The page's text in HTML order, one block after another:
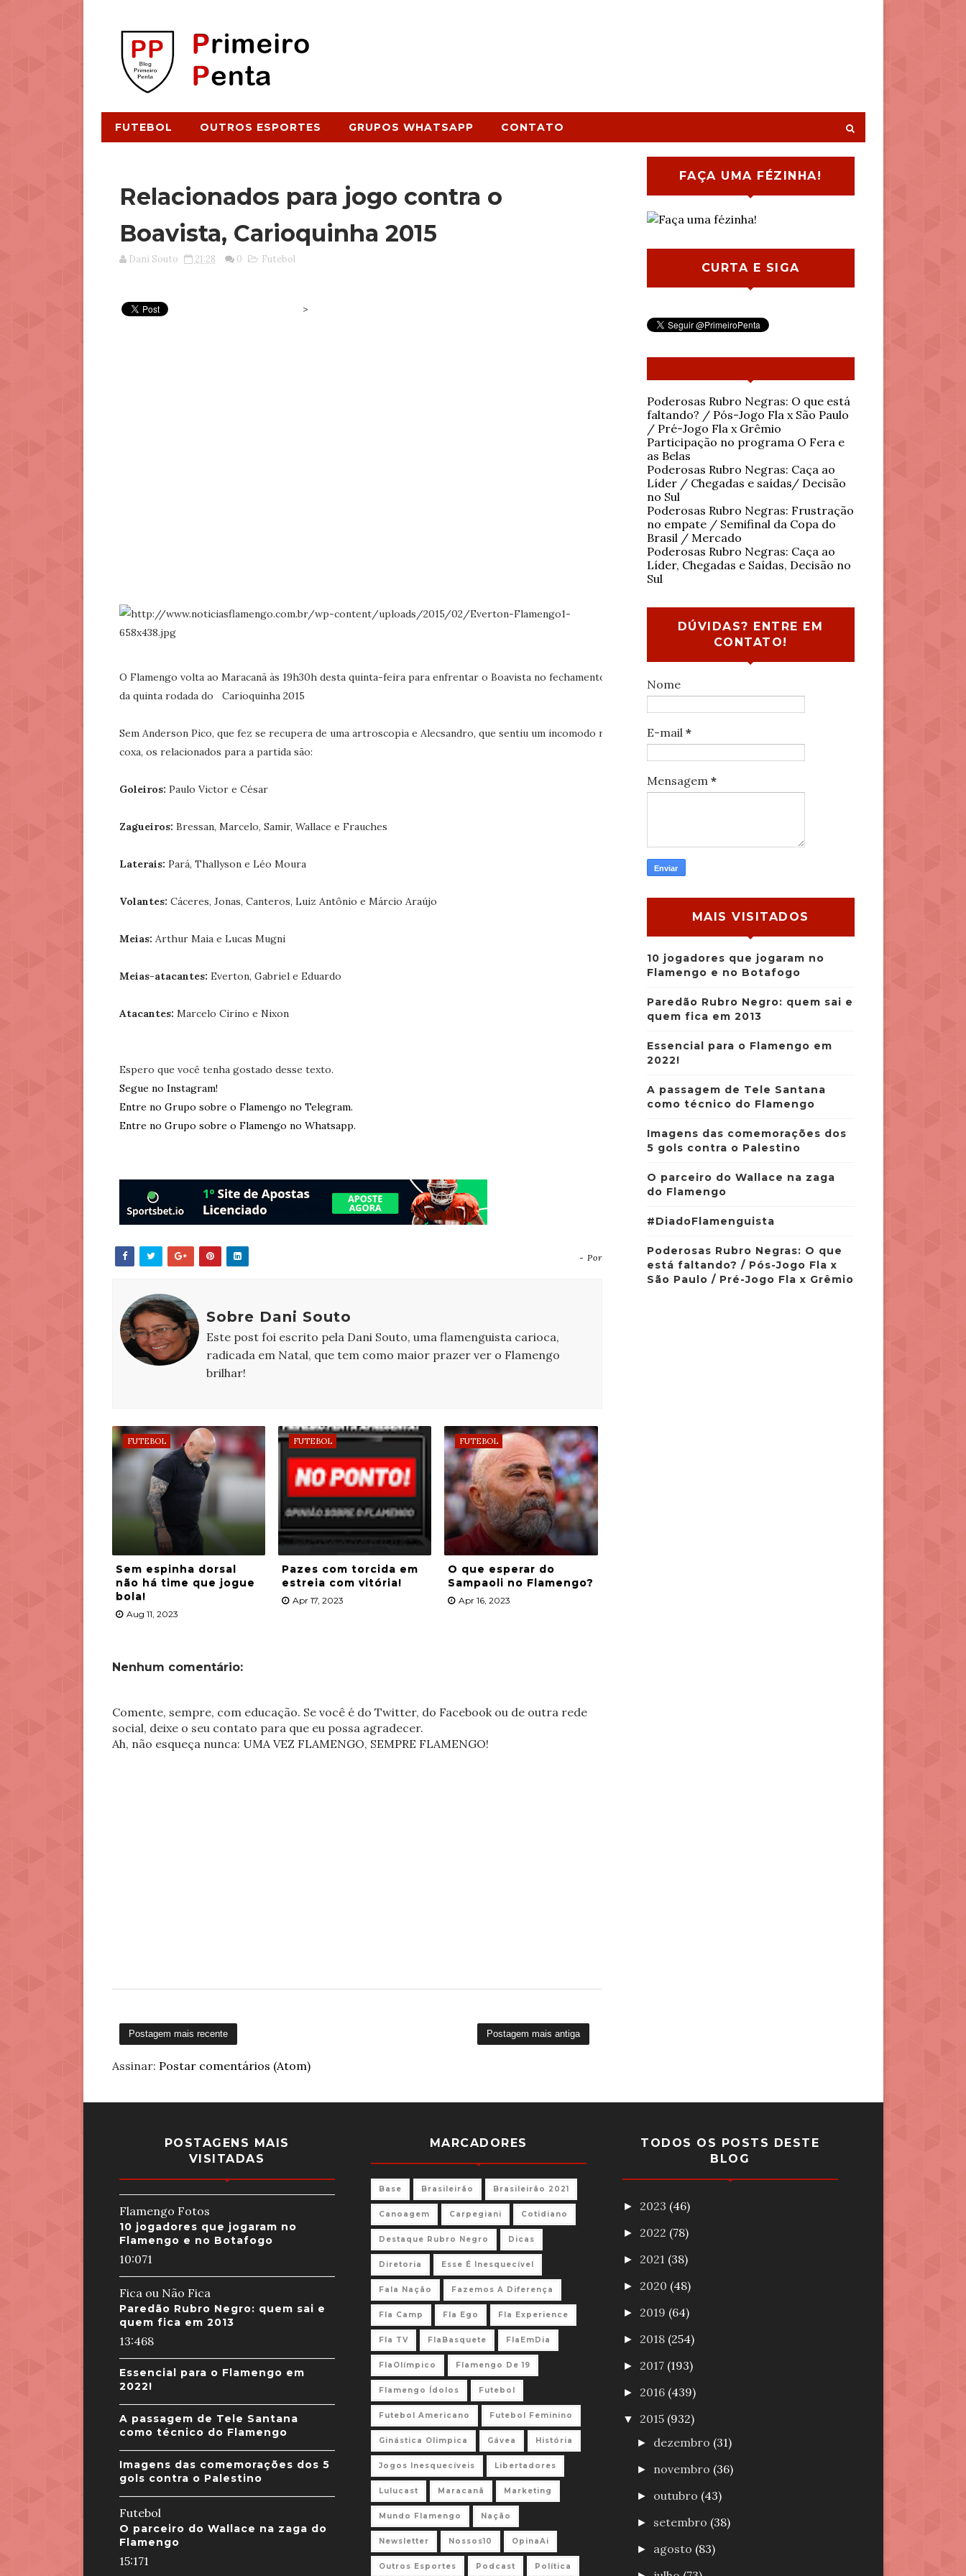
FUTEBOL OUTROS ESPORTES GRUPOS WHATSAPP CONTATO
Relacionados para jogo contra o
Boavista, Carioquinha 2015
Dani Souto 21:28 0 Futebol
>
O Flamengo volta ao Maracanã às 19h30h desta quinta-feira para enfrentar o Boavista no fechamento
da quinta rodada do Carioquinha 2015
Sem Anderson Pico, que fez se recupera de uma artroscopia e Alecsandro, que sentiu um incomodo na
coxa, os relacionados para a partida são:
Goleiros: Paulo Victor e César
Zagueiros: Bressan, Marcelo, Samir, Wallace e Frauches
Laterais: Pará, Thallyson e Léo Moura
Volantes: Cáceres, Jonas, Canteros, Luiz Antônio e Márcio Araújo
Meias: Arthur Maia e Lucas Mugni
Meias-atacantes: Everton, Gabriel e Eduardo
Atacantes: Marcelo Cirino e Nixon
Espero que você tenha gostado desse texto.
Segue no Instagram!
Entre no Grupo sobre o Flamengo no Telegram.
Entre no Grupo sobre o Flamengo no Whatsapp.
- Por
Sobre Dani Souto
Este post foi escrito pela Dani Souto, uma flamenguista carioca,
radicada em Natal, que tem como maior prazer ver o Flamengo
brilhar!
FUTEBOL
Sem espinha dorsal
não há time que jogue
bola!
Aug 11, 2023
FUTEBOL
Pazes com torcida em
estreia com vitória!
Apr 17, 2023
FUTEBOL
O que esperar do
Sampaoli no Flamengo?
Apr 16, 2023
Nenhum comentário:
Comente, sempre, com educação. Se você é do Twitter, do Facebook ou de outra rede
social, deixe o seu contato para que eu possa agradecer.
Ah, não esqueça nunca: UMA VEZ FLAMENGO, SEMPRE FLAMENGO!
Postagem mais recente Postagem mais antiga
Assinar: Postar comentários (Atom)
FAÇA UMA FÉZINHA!
CURTA E SIGA
Poderosas Rubro Negras: O que está
faltando? / Pós-Jogo Fla x São Paulo
/ Pré-Jogo Fla x Grêmio
Participação no programa O Fera e
as Belas
Poderosas Rubro Negras: Caça ao
Líder / Chegadas e saídas/ Decisão
no Sul
Poderosas Rubro Negras: Frustração
no empate / Semifinal da Copa do
Brasil / Mercado
Poderosas Rubro Negras: Caça ao
Líder, Chegadas e Saídas, Decisão no
Sul
DÚVIDAS? ENTRE EM
CONTATO!
Nome
E-mail *
Mensagem *
MAIS VISITADOS
10 jogadores que jogaram no
Flamengo e no Botafogo
Paredão Rubro Negro: quem sai e
quem fica em 2013
Essencial para o Flamengo em
2022!
A passagem de Tele Santana
como técnico do Flamengo
Imagens das comemorações dos
5 gols contra o Palestino
O parceiro do Wallace na zaga
do Flamengo
#DiadoFlamenguista
Poderosas Rubro Negras: O que
está faltando? / Pós-Jogo Fla x
São Paulo / Pré-Jogo Fla x Grêmio
POSTAGENS MAIS
VISITADAS
Flamengo Fotos
10 jogadores que jogaram no
Flamengo e no Botafogo
10:071
Fica ou Não Fica
Paredão Rubro Negro: quem sai e
quem fica em 2013
13:468
Essencial para o Flamengo em
2022!
A passagem de Tele Santana
como técnico do Flamengo
Imagens das comemorações dos 5
gols contra o Palestino
Futebol
O parceiro do Wallace na zaga do
Flamengo
15:171
MARCADORES
Base Brasileirão Brasileirão 2021
Canoagem Carpegiani Cotidiano
Destaque Rubro Negro Dicas
Diretoria Esse É Inesquecível
Fala Nação Fazemos A Diferença
Fla Camp Fla Ego Fla Experience
Fla TV FlaBasquete FlaEmDia
FlaOlímpico Flamengo De 19
Flamengo Ídolos Futebol
Futebol Americano Futebol Feminino
Ginástica Olimpica Gávea História
Jogos Inesquecíveis Libertadores
Lulucast Maracanã Marketing
Mundo Flamengo Nação
Newsletter Nossos10 OpinaAi
Outros Esportes Podcast Política
TODOS OS POSTS DESTE
BLOG
► 2023 (46)
► 2022 (78)
► 2021 (38)
► 2020 (48)
► 2019 (64)
► 2018 (254)
► 2017 (193)
► 2016 (439)
▼ 2015 (932)
► dezembro (31)
► novembro (36)
► outubro (43)
► setembro (38)
► agosto (83)